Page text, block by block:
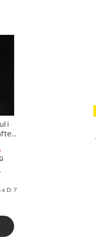
i
x D: 7